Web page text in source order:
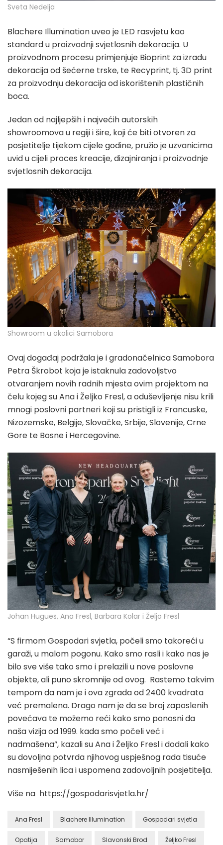
Sveta Nedelja
Blachere Illumination uveo je LED rasvjetu kao
standard u proizvodnji svjetlosnih dekoracija. U
proizvodnom procesu primjenjuje Bioprint za izradu
dekoracija od šećerne trske, te Recyprint, tj. 3D print
za proizvodnju dekoracija od iskorištenih plastičnih
boca.
Jedan od najljepših i najvećih autorskih
showroomova u regiji i šire, koji će biti otvoren za
posjetitelje tijekom cijele godine, pružio je uzvanicima
uvid u cijeli proces kreacije, dizajniranja i proizvodnje
svjetlosnih dekoracija.
Showroom u okolici Samobora
Ovaj događaj podržala je i gradonačelnica Samobora
Petra Škrobot koja je istaknula zadovoljstvo
otvaranjem novih radnih mjesta ovim projektom na
čelu kojeg su Ana i Željko Fresl, a oduševljenje nisu krili
mnogi poslovni partneri koji su pristigli iz Francuske,
Nizozemske, Belgije, Slovačke, Srbije, Slovenije, Crne
Gore te Bosne i Hercegovine.
Johan Hugues, Ana Fresl, Barbara Kolar i Željo Fresl
“S firmom Gospodari svjetla, počeli smo takoreći u
garaži, u malom pogonu. Kako smo rasli i kako nas je
bilo sve više tako smo i prelazili u nove poslovne
objekte, ali puno skromnije od ovog. Rastemo takvim
tempom da nam je i ova zgrada od 2400 kvadrata
već premalena. Drago nam je da se broj zaposlenih
povećava te možemo reći kako smo ponosni da
naša vizija od 1999. kada smo počeli već i
nadmašena”, kazali su Ana i Željko Fresl i dodali kako
su dovoljna potvrda njihovog uspješnog rada tisuće
nasmiješenih lica i uspomena zadovoljnih posjetitelja.
Više na https://gospodarisvjetla.hr/
Ana Fresl Blachere Illumination Gospodari svjetla
Opatija Samobor Slavonski Brod Željko Fresl